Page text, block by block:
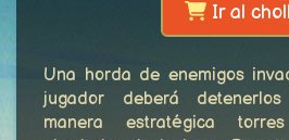
Ir al
Una horda de enemigos
jugador deberá
manera estratégica